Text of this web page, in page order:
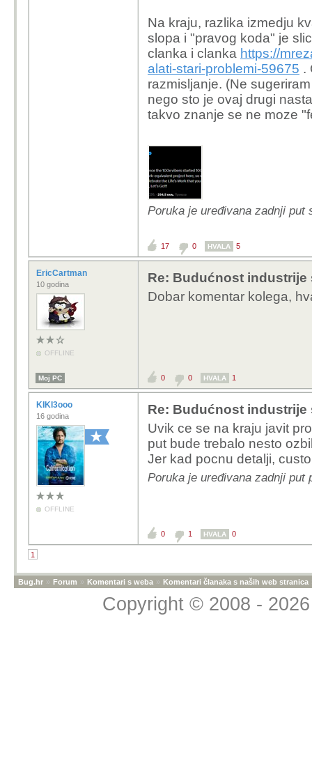
Na kraju, razlika izmedju
slopa i "pravog koda" je
clanka i clanka https://
alati-stari-problemi-59675 .
razmisljanje. (Ne
nego sto je ovaj drugi
takvo znanje se ne moze
Poruka je uređivana zadnji put
17 0 HVALA 5
EricCartman
10 godina
OFFLINE
Re: Budućnost
Dobar komentar kolega,
Moj PC 0 0 HVALA 1
KIKI3ooo
16 godina
OFFLINE
Re: Budućnost
Uvik ce se na kraju javit
put bude trebalo nesto
Jer kad pocnu detalji,
Poruka je uređivana zadnji put
0 1 HVALA 0
1
Bug.hr » Forum » Komentari s weba » Komentari članaka s naših web stranica
Copyright © 2008 -